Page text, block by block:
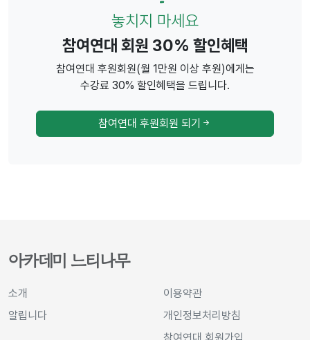
놓치지 마세요
참여연대 회원 30% 할인혜택
참여연대 후원회원(월 1만원 이상 후원)에게는
수강료 30% 할인혜택을 드립니다.
참여연대 후원회원 되기
아카데미 느티나무
소개
알립니다
이용약관
개인정보처리방침